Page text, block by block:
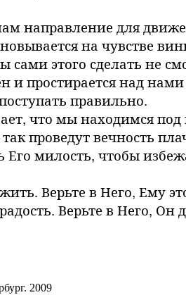
направление для
на чувстве
сами этого сделать не
и простирается над
правильно.
что мы находимся
проведут вечность
Его милость, чтобы
Верьте в Него, Ему
Верьте в Него, Он
2009